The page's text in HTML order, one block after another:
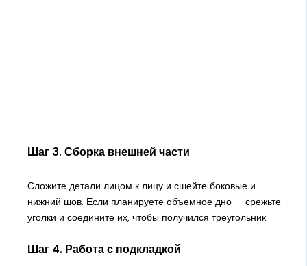
Шаг 3. Сборка внешней части
Сложите детали лицом к лицу и сшейте боковые и
нижний шов. Если планируете объемное дно — срежьте
уголки и соедините их, чтобы получился треугольник.
Шаг 4. Работа с подкладкой